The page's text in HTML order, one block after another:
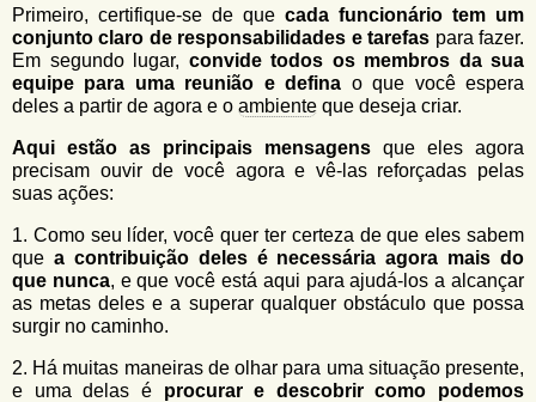
Primeiro, certifique-se de que cada funcionário tem um
conjunto claro de responsabilidades e tarefas para fazer.
Em segundo lugar, convide todos os membros da sua
equipe para uma reunião e defina o que você espera
deles a partir de agora e o ambiente que deseja criar.
Aqui estão as principais mensagens que eles agora
precisam ouvir de você agora e vê-las reforçadas pelas
suas ações:
1. Como seu líder, você quer ter certeza de que eles sabem
que a contribuição deles é necessária agora mais do
que nunca, e que você está aqui para ajudá-los a alcançar
as metas deles e a superar qualquer obstáculo que possa
surgir no caminho.
2. Há muitas maneiras de olhar para uma situação presente,
e uma delas é procurar e descobrir como podemos